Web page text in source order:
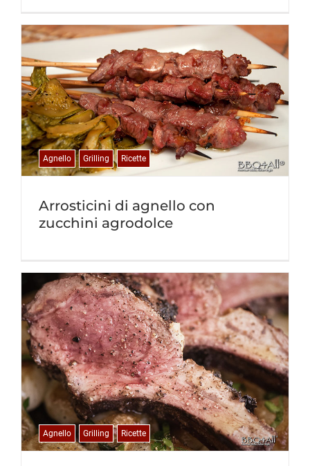
Arrosticini di agnello con
zucchini agrodolce
Agnello Grilling Ricette
Agnello Grilling Ricette